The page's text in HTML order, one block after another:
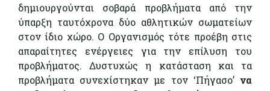
δημιουργούνται σοβαρά προβλήματα από την
ύπαρξη ταυτόχρονα δύο αθλητικών σωματείων
στον ίδιο χώρο. Ο Οργανισμός τότε προέβη στις
απαραίτητες ενέργειες για την επίλυση του
προβλήματος. Δυστυχώς η κατάσταση και τα
προβλήματα συνεχίστηκαν με τον ‘Πήγασο’ να